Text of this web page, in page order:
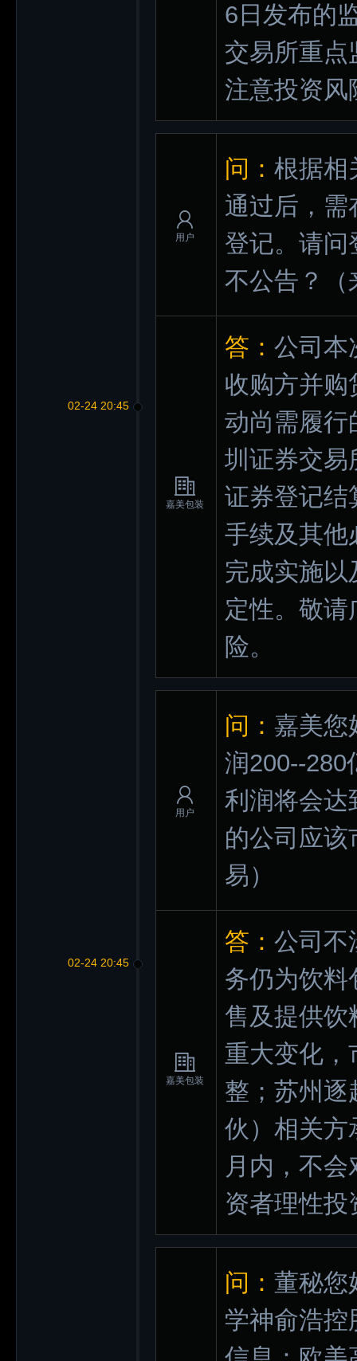
6日发布的
交易所重点
注意投资风
02-24 20:45
用户
问： 根据相
通过后，需
登记。请问
不公告？
嘉美包装
答： 公司本
收购方并购
动尚需履行
圳证券交易
证券登记结
手续及其他
完成实施
定性。敬
险。
02-24 20:45
用户
问： 嘉美您
润200--280
利润将会达
的公司应
易）
嘉美包装
答： 公司不
务仍为饮料
售及提供饮
重大变化，
整；苏州逐
伙）相关方
月内，不
资者理性
问： 董秘您
学神俞浩控